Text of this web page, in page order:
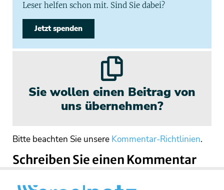
Leser helfen schon mit. Sind Sie dabei?
Jetzt spenden
Sie wollen einen Beitrag von
uns übernehmen?
Bitte beachten Sie unsere Kommentar-Richtlinien.
Schreiben Sie einen Kommentar